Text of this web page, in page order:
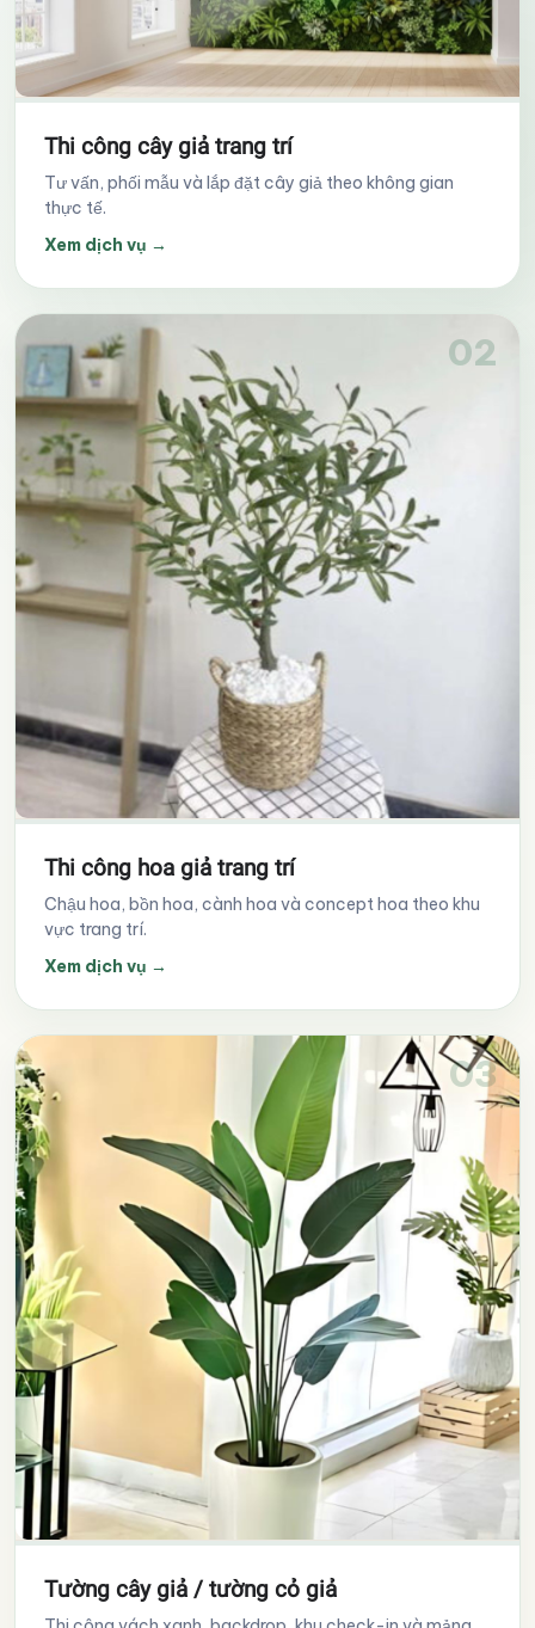
Thi công cây giả trang trí
Tư vấn, phối mẫu và lắp đặt cây giả theo không gian
thực tế.
Xem dịch vụ →
Thi công hoa giả trang trí
Chậu hoa, bồn hoa, cành hoa và concept hoa theo khu
vực trang trí.
Xem dịch vụ →
Tường cây giả / tường cỏ giả